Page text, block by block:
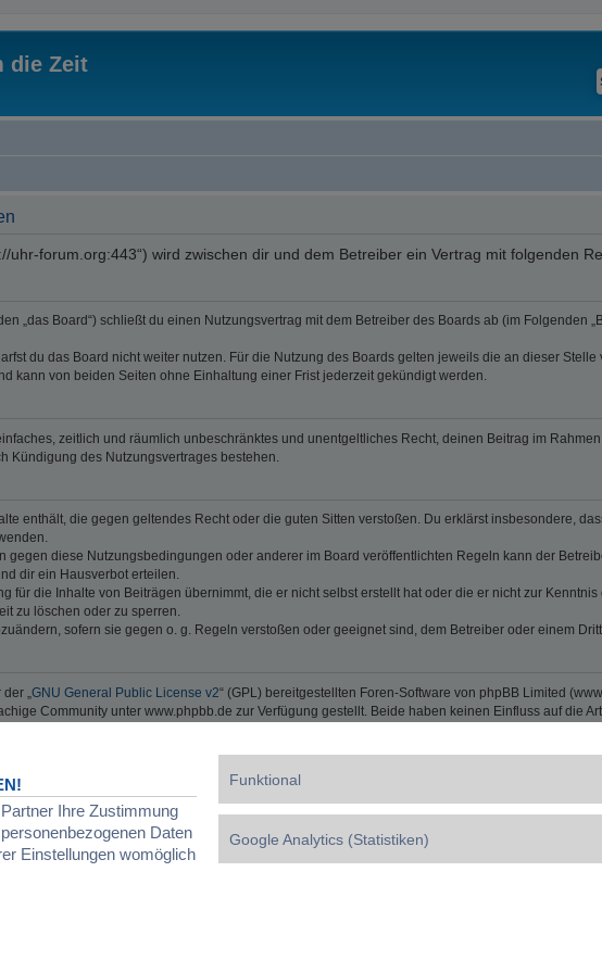
die Zeit
uhr-forum.org:443“) wird zwischen dir und dem Betreiber ein Vertrag mit folgenden
„das Board“) schließt du einen Nutzungsvertrag mit dem Betreiber des Boards ab (im Folgenden
du das Board nicht weiter nutzen. Für die Nutzung des Boards gelten jeweils die an dieser
kann von beiden Seiten ohne Einhaltung einer Frist jederzeit gekündigt werden.
zeitlich und räumlich unbeschränktes und unentgeltliches Recht, deinen Beitrag im
Kündigung des Nutzungsvertrages bestehen.
enthält, die gegen geltendes Recht oder die guten Sitten verstoßen. Du erklärst insbesondere,
gegen diese Nutzungsbedingungen oder anderer im Board veröffentlichten Regeln kann der
dir ein Hausverbot erteilen.
für die Inhalte von Beiträgen übernimmt, die er nicht selbst erstellt hat oder die er nicht zur
zu löschen oder zu sperren.
sofern sie gegen o. g. Regeln verstoßen oder geeignet sind, dem Betreiber oder einem
„ GNU General Public License v2“ (GPL) bereitgestellten Foren-Software von phpBB Limited
Community unter www.phpbb.de zur Verfügung gestellt. Beide haben keinen Einfluss auf die
und Gesundheit und der Verletzung wesentlicher Vertragspflichten (Kardinalpflichten) nur für
mittelbare Folgeschäden wie insbesondere entgangenen Gewinn.
oder grob fahrlässigem Verhalten oder bei Schäden aus der Verletzung von Leben, Körper und
typischerweise vorhersehbaren Schäden und im übrigen der Höhe nach auf die
entgangenen Gewinn.
von Leben, Körper und Gesundheit oder vorsätzlichem oder grob fahrlässigem Verhalten des
Ihre Zustimmung
Daten
Einstellungen womöglich
Funktional
Google Analytics (Statistiken)